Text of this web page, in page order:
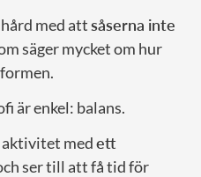
med attsåserna inte
säger mycket om hur
är enkel: balans.
aktivitet medett
ser till att få tid för